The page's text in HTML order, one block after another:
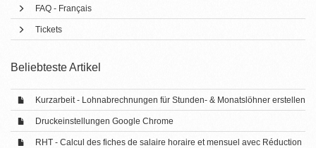
FAQ - Français
Tickets
Beliebteste Artikel
Kurzarbeit - Lohnabrechnungen für Stunden- & Monatslöhner erstellen
Druckeinstellungen Google Chrome
RHT - Calcul des fiches de salaire horaire et mensuel avec Réduction